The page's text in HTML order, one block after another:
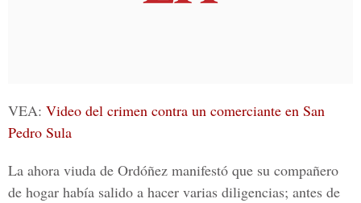
VEA: Video del crimen contra un comerciante en San
Pedro Sula
La ahora viuda de Ordóñez manifestó que su compañero
de hogar había salido a hacer varias diligencias; antes de